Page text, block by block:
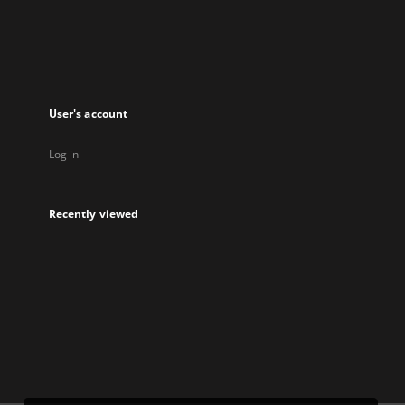
User's account
Log in
Recently viewed